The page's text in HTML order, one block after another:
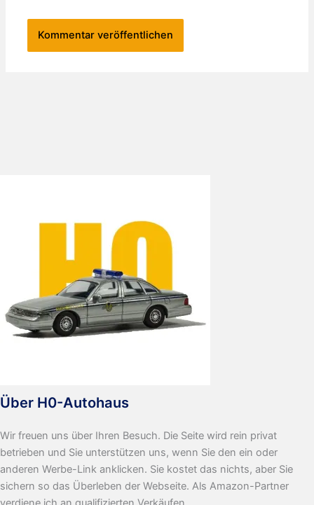
Über H0-Autohaus
Wir freuen uns über Ihren Besuch. Die Seite wird rein privat
betrieben und Sie unterstützen uns, wenn Sie den ein oder
anderen Werbe-Link anklicken. Sie kostet das nichts, aber Sie
sichern so das Überleben der Webseite. Als Amazon-Partner